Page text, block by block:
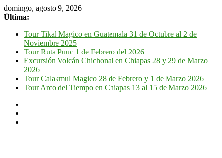
domingo, agosto 9, 2026
Última:
Tour Tikal Magico en Guatemala 31 de Octubre al 2 de
Noviembre 2025
Tour Ruta Puuc 1 de Febrero del 2026
Excursión Volcán Chichonal en Chiapas 28 y 29 de Marzo
2026
Tour Calakmul Magico 28 de Febrero y 1 de Marzo 2026
Tour Arco del Tiempo en Chiapas 13 al 15 de Marzo 2026